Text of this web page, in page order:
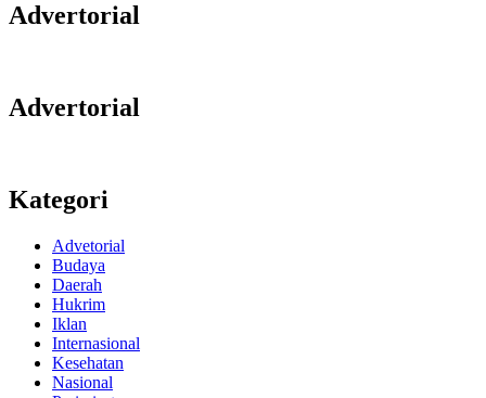
Advertorial
Advertorial
Kategori
Advetorial
Budaya
Daerah
Hukrim
Iklan
Internasional
Kesehatan
Nasional